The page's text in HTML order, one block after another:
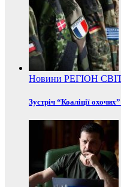
Новини РЕГІОН
Зустріч “Коаліції